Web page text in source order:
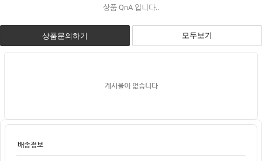
상품 QnA 입니다..
상품문의하기 모두보기
게시물이 없습니다
배송정보